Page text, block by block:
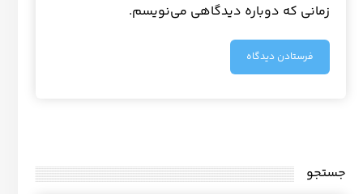
زمانی که دوباره دیدگاهی می‌نویسم.
جستجو